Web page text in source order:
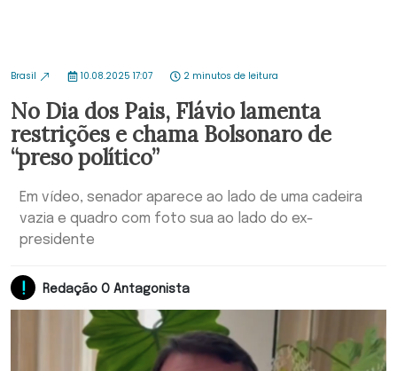
Brasil 10.08.2025 17:07 2 minutos de leitura
No Dia dos Pais, Flávio lamenta
restrições e chama Bolsonaro de
“preso político”
Em vídeo, senador aparece ao lado de uma cadeira
vazia e quadro com foto sua ao lado do ex-
presidente
Redação O Antagonista